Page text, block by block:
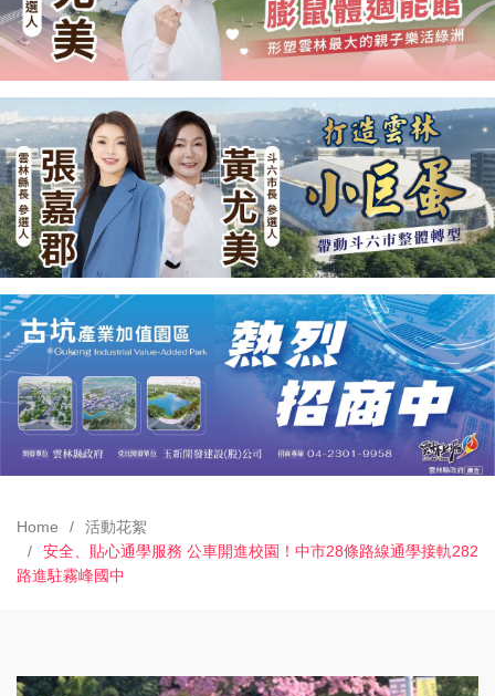
Home
活動花絮
安全、貼心通學服務 公車開進校園！中市28條路線通學接軌282
路進駐霧峰國中